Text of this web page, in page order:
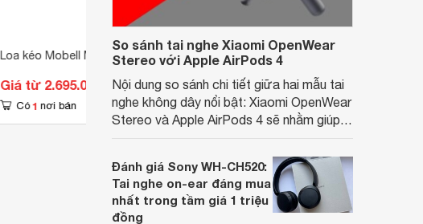
Loa kéo Mobell MK-3020
Giá từ 2.695.000 đ
Có 1 nơi bán
Loa kéo karaoke Mobell K1201
Giá từ 7.095.000 đ
Có 1 nơi bán
So sánh tai nghe Xiaomi OpenWear
Stereo với Apple AirPods 4
Nội dung so sánh chi tiết giữa hai mẫu tai
nghe không dây nổi bật: Xiaomi OpenWear
Stereo và Apple AirPods 4 sẽ nhằm giúp
dựa trên nhu cầu và sở thích cá nhân. Cả
hai đều là sản phẩm chất lượng cao,
nhưng hướng tới đối tượng khách hàng
khác nhau.
Đánh giá Sony WH-CH520:
Tai nghe on-ear đáng mua
nhất trong tầm giá 1 triệu
đồng